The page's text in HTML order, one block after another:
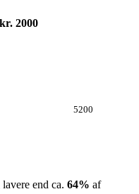
2000
5200
lavere end ca. 64% af